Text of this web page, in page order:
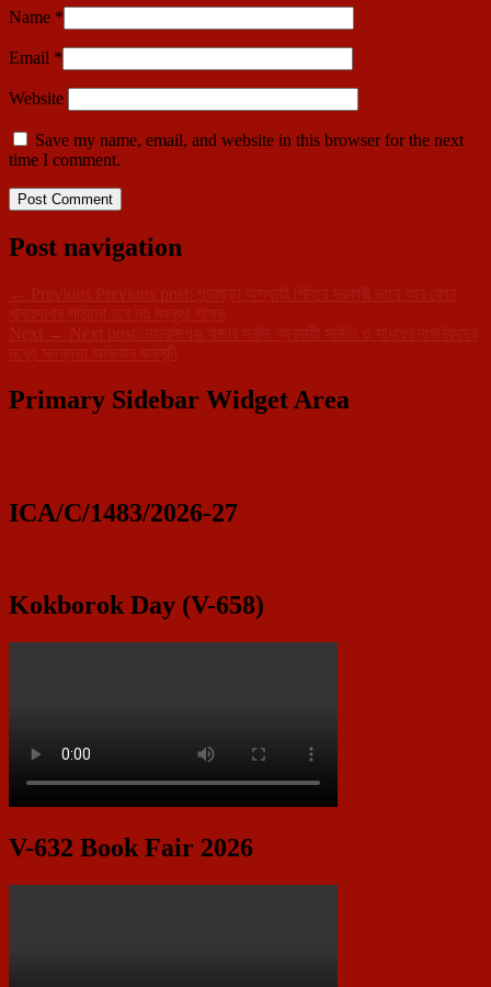
Name *
Email *
Website
Save my name, email, and website in this browser for the next
time I comment.
Post navigation
← Previous Previous post:
গন্ডাছড়া অস্থায়ী শিবিরে সরকারী ভাবে আর কোন
খাবারদাবার পাঠানো হবে নাঃ মহকুমা শাসক
Next → Next post:
মহারাজগঞ্জ বাজার সবজি ব্যবসায়ী সমিতি ও সাধারণ নাগরিকদের
মধ্যে সদস্যতা অভিযান কর্মসূচী
Primary Sidebar Widget Area
ICA/C/1483/2026-27
Kokborok Day (V-658)
V-632 Book Fair 2026